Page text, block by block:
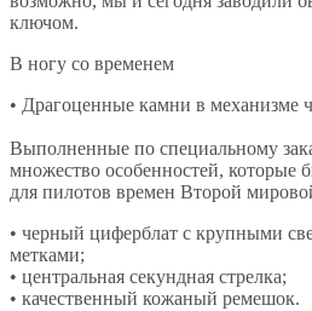
ключом.
В ногу со временем
• Драгоценные камни в механизме
Выполненные по специальному
множество особенностей, которые
для пилотов времен Второй
• черный циферблат с крупными
метками;
• центральная секундная стрелка;
• качественный кожаный ремешок.